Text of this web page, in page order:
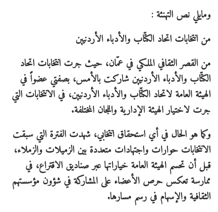
ومايلي نص التهنئة :
من انتخابات اتحاد الكتّاب والأدباء الأردنيين
من القصر الثقافي الملكي في عمّان، حيث جرت انتخابات اتحاد
الكتّاب والأدباء الأردنيين شاركت بالأمس، بصفتي عضواً في
الهيئة العامة لاتحاد الكتّاب والأدباء الأردنيين، في الانتخابات التي
جرت لاختيار الهيئة الإدارية واللجان المختلفة.
وكما هو الحال في أي استحقاق انتخابي، شهدت الفترة التي سبقت
الانتخابات حوارات واجتهادات متعددة بين الزميلات والزملاء،
قبل أن تحسم الهيئة العامة خياراتها عبر صناديق الاقتراع، في
ممارسة تعكس حرص الأعضاء على المشاركة في شؤون مؤسستهم
الثقافية والإسهام في رسم مسارها.